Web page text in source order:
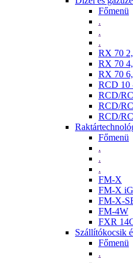
Főmenü
.
.
.
RX 70
RX 70
RX 70
RCD 10
RCD/
RCD/
RCD/
Főmenü
.
.
.
FM-X
FM-X
FM-X-
FM-4W
FXR
Szállítókocsik
Főmenü
.